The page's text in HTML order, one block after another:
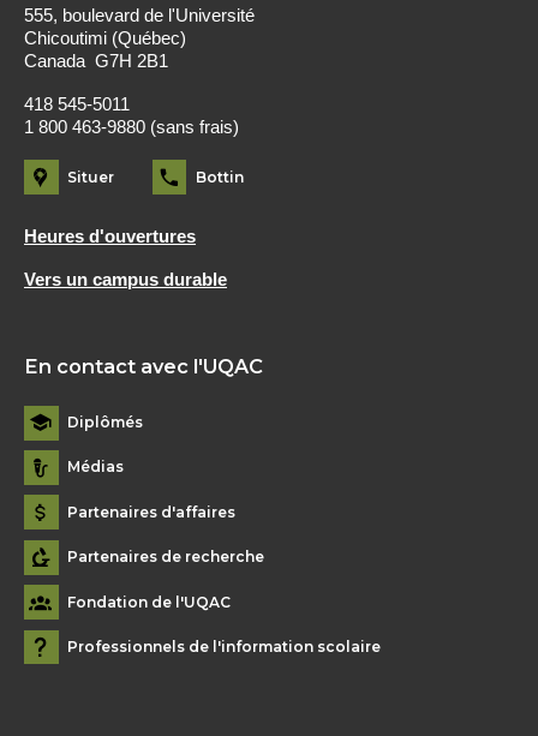
555, boulevard de l'Université
Chicoutimi (Québec)
Canada G7H 2B1
418 545-5011
1 800 463-9880 (sans frais)
Situer Bottin
Heures d'ouvertures
Vers un campus durable
En contact avec l'UQAC
Diplômés
Médias
Partenaires d'affaires
Partenaires de recherche
Fondation de l'UQAC
Professionnels de l'information scolaire